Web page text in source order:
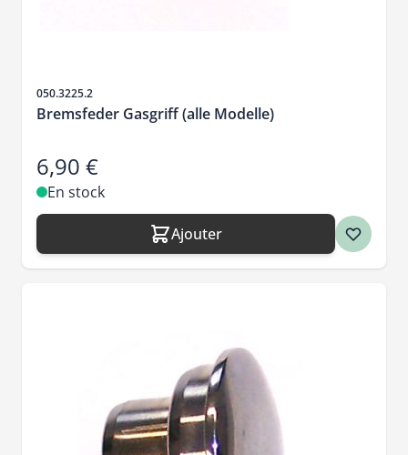
SKU
050.3225.2
Bremsfeder Gasgriff (alle Modelle)
6,90 €
En stock
Ajouter